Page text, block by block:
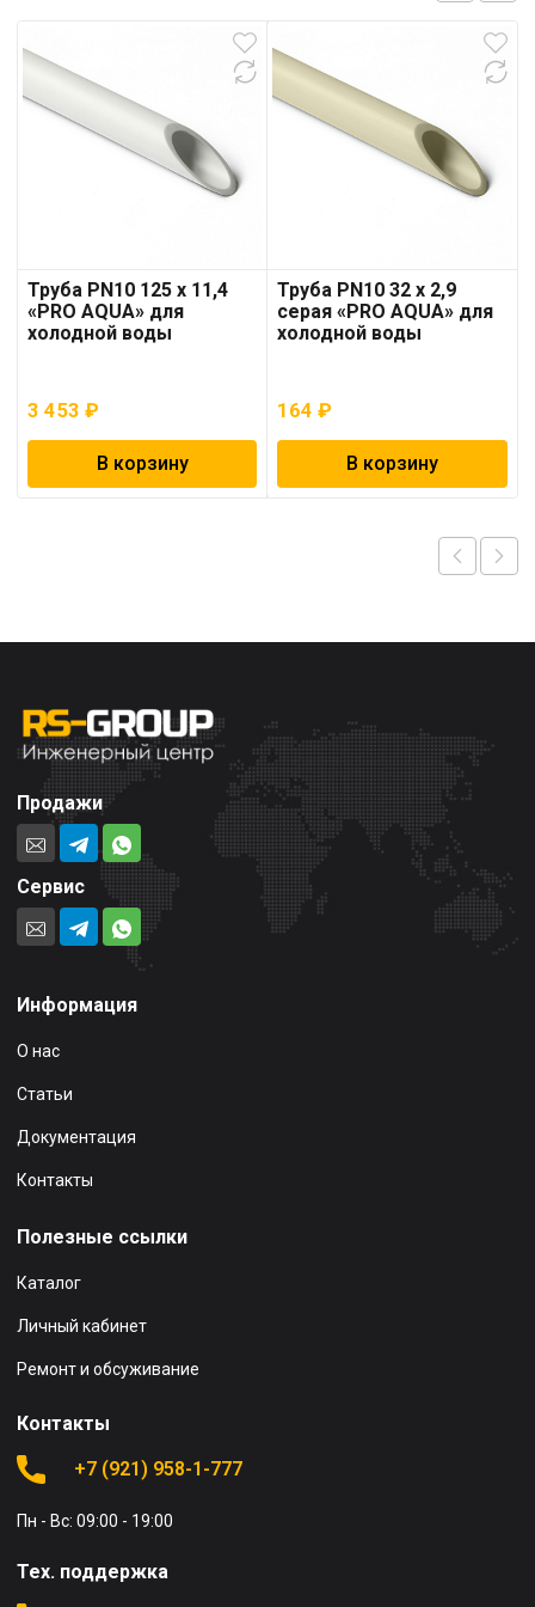
Труба PN10 125 x 11,4
«PRO AQUA» для
холодной воды
3 453 ₽
В корзину
Труба PN10 32 x 2,9
серая «PRO AQUA» для
холодной воды
164₽
В корзину
Продажи
Сервис
Информация
О нас
Статьи
Документация
Контакты
Полезные ссылки
Каталог
Личный кабинет
Ремонт и обсуживание
Контакты
+7 (921) 958-1-777
Пн - Вс: 09:00 - 19:00
Тех. поддержка